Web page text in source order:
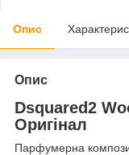
Опис
Опис
Dsquared2
Оригінал
Парфумерна